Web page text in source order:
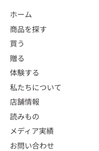
ホーム
商品を探す
買う
贈る
体験する
私たちについて
店舗情報
読みもの
メディア実績
お問い合わせ